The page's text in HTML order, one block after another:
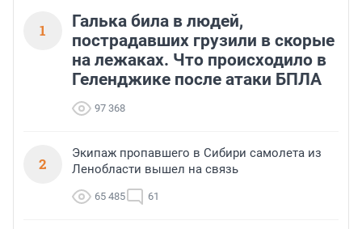
1
Галька била в людей,
пострадавших грузили в скорые
на лежаках. Что происходило в
Геленджике после атаки БПЛА
97 368
2
Экипаж пропавшего в Сибири самолета из
Ленобласти вышел на связь
65 485 61